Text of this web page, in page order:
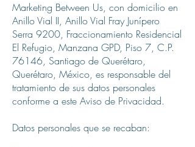
Marketing Between Us, con domicilio en
Anillo Vial II, Anillo Vial Fray Junípero
Serra 9200, Fraccionamiento Residencial
El Refugio, Manzana GPD, Piso 7, C.P.
76146, Santiago de Querétaro,
Querétaro, México, es responsable del
tratamiento de sus datos personales
conforme a este Aviso de Privacidad.
Datos personales que se recaban: